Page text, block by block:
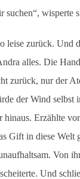
suchen“, wisperte
leise zurück. Und
alles. Die
zurück, nur der
der Wind selbst
hinaus. Erzählte
Gift in diese Welt
Von
Und